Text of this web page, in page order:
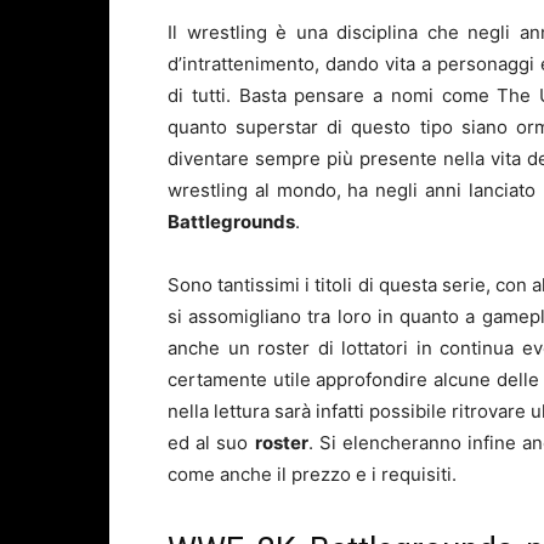
Il wrestling è una disciplina che negli
d’intrattenimento, dando vita a
di tutti. Basta pensare a nomi come The
quanto superstar di questo tipo siano
diventare sempre più presente nella vita
wrestling al mondo, ha negli anni
Battlegrounds.
Sono tantissimi i titoli di questa serie, con
si assomigliano tra loro in quanto a
anche un roster di lottatori in continua
certamente utile approfondire alcune
nella lettura sarà infatti possibile ritrovare
ed al suo roster. Si elencheranno infine
come anche il prezzo e i requisiti.